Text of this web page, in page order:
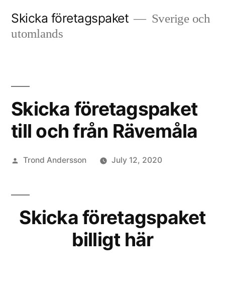
Skicka företagspaket
Sverige och
utomlands
Skicka företagspaket
till och från Rävemåla
Posted
Trond Andersson July 12, 2020
Skicka företagspaket
billigt här